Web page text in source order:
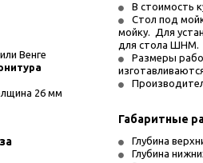
Венге
26 мм
В стоимость
Стол под
мойку.  Для
для стола ШНМ.
Размеры
Габаритные
Глубина
Глубина